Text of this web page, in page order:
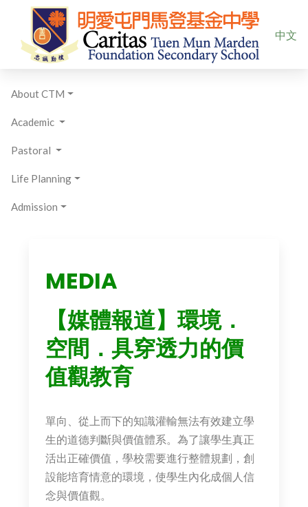
Select
中文
About CTM
Academic
Pastoral
Life Planning
Admission
MEDIA
【媒體報道】環境．
空間．具穿透力的價
值觀教育
單向、從上而下的知識灌輸無法有效建立學
生的道德判斷與價值體系。為了讓學生真正
活出正確價值，學校需要進行整體規劃，創
設能培育情意的環境，使學生內化成個人信
念與價值觀。